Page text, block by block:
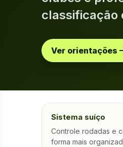
classificação
Ver orientações
Sistema suíço
Controle rodadas e
forma mais